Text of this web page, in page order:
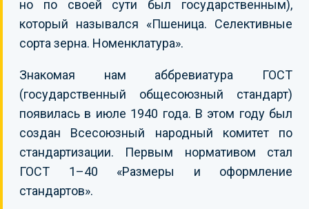
но по своей сути был государственным),
который назывался «Пшеница. Селективные
сорта зерна. Номенклатура».
Знакомая нам аббревиатура ГОСТ
(государственный общесоюзный стандарт)
появилась в июле 1940 года. В этом году был
создан Всесоюзный народный комитет по
стандартизации. Первым нормативом стал
ГОСТ 1–40 «Размеры и оформление
стандартов».